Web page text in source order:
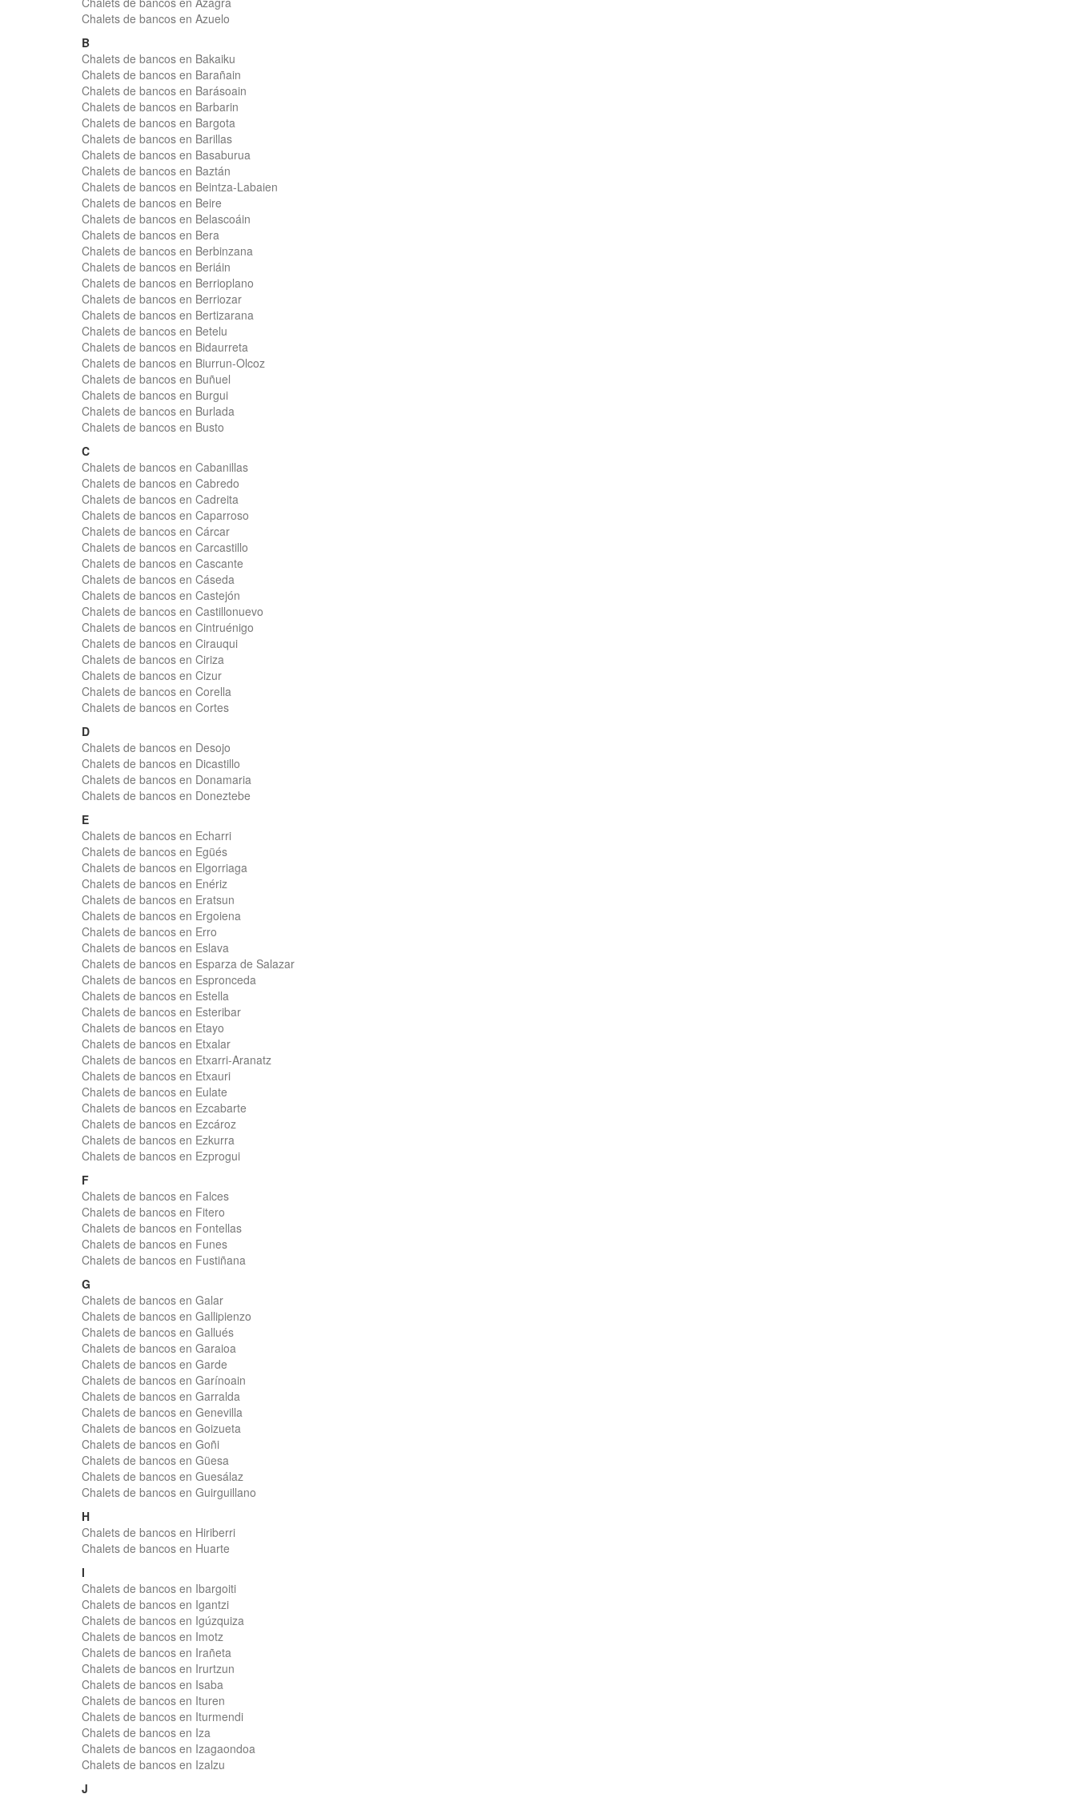
Chalets de bancos en Azuelo
B
Chalets de bancos en Bakaiku
Chalets de bancos en Barañain
Chalets de bancos en Barásoain
Chalets de bancos en Barbarin
Chalets de bancos en Bargota
Chalets de bancos en Barillas
Chalets de bancos en Basaburua
Chalets de bancos en Baztán
Chalets de bancos en Beintza-Labaien
Chalets de bancos en Beire
Chalets de bancos en Belascoáin
Chalets de bancos en Bera
Chalets de bancos en Berbinzana
Chalets de bancos en Beriáin
Chalets de bancos en Berrioplano
Chalets de bancos en Berriozar
Chalets de bancos en Bertizarana
Chalets de bancos en Betelu
Chalets de bancos en Bidaurreta
Chalets de bancos en Biurrun-Olcoz
Chalets de bancos en Buñuel
Chalets de bancos en Burgui
Chalets de bancos en Burlada
Chalets de bancos en Busto
C
Chalets de bancos en Cabanillas
Chalets de bancos en Cabredo
Chalets de bancos en Cadreita
Chalets de bancos en Caparroso
Chalets de bancos en Cárcar
Chalets de bancos en Carcastillo
Chalets de bancos en Cascante
Chalets de bancos en Cáseda
Chalets de bancos en Castejón
Chalets de bancos en Castillonuevo
Chalets de bancos en Cintruénigo
Chalets de bancos en Cirauqui
Chalets de bancos en Ciriza
Chalets de bancos en Cizur
Chalets de bancos en Corella
Chalets de bancos en Cortes
D
Chalets de bancos en Desojo
Chalets de bancos en Dicastillo
Chalets de bancos en Donamaria
Chalets de bancos en Doneztebe
E
Chalets de bancos en Echarri
Chalets de bancos en Egüés
Chalets de bancos en Elgorriaga
Chalets de bancos en Enériz
Chalets de bancos en Eratsun
Chalets de bancos en Ergoiena
Chalets de bancos en Erro
Chalets de bancos en Eslava
Chalets de bancos en Esparza de Salazar
Chalets de bancos en Espronceda
Chalets de bancos en Estella
Chalets de bancos en Esteribar
Chalets de bancos en Etayo
Chalets de bancos en Etxalar
Chalets de bancos en Etxarri-Aranatz
Chalets de bancos en Etxauri
Chalets de bancos en Eulate
Chalets de bancos en Ezcabarte
Chalets de bancos en Ezcároz
Chalets de bancos en Ezkurra
Chalets de bancos en Ezprogui
F
Chalets de bancos en Falces
Chalets de bancos en Fitero
Chalets de bancos en Fontellas
Chalets de bancos en Funes
Chalets de bancos en Fustiñana
G
Chalets de bancos en Galar
Chalets de bancos en Gallipienzo
Chalets de bancos en Gallués
Chalets de bancos en Garaioa
Chalets de bancos en Garde
Chalets de bancos en Garínoain
Chalets de bancos en Garralda
Chalets de bancos en Genevilla
Chalets de bancos en Goizueta
Chalets de bancos en Goñi
Chalets de bancos en Güesa
Chalets de bancos en Guesálaz
Chalets de bancos en Guirguillano
H
Chalets de bancos en Hiriberri
Chalets de bancos en Huarte
I
Chalets de bancos en Ibargoiti
Chalets de bancos en Igantzi
Chalets de bancos en Igúzquiza
Chalets de bancos en Imotz
Chalets de bancos en Irañeta
Chalets de bancos en Irurtzun
Chalets de bancos en Isaba
Chalets de bancos en Ituren
Chalets de bancos en Iturmendi
Chalets de bancos en Iza
Chalets de bancos en Izagaondoa
Chalets de bancos en Izalzu
J